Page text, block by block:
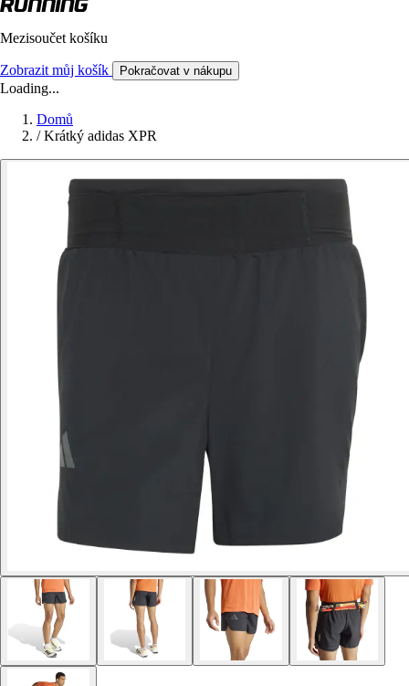
Mezisoučet košíku
Zobrazit můj košík Pokračovat v nákupu
Loading...
Domů
/ Krátký adidas XPR